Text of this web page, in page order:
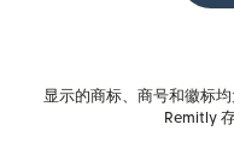
显示的商标、商号和徽标
Remitly